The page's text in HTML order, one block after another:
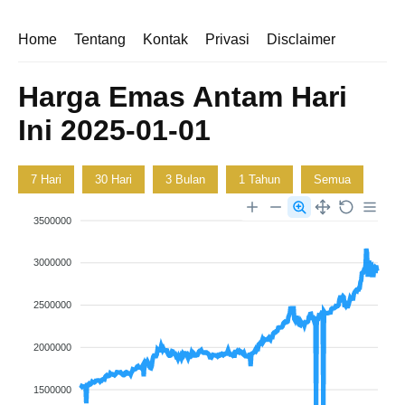
Home Tentang Kontak Privasi Disclaimer
Harga Emas Antam Hari
Ini 2025-01-01
7 Hari 30 Hari 3 Bulan 1 Tahun Semua
3500000
3000000
2500000
2000000
1500000